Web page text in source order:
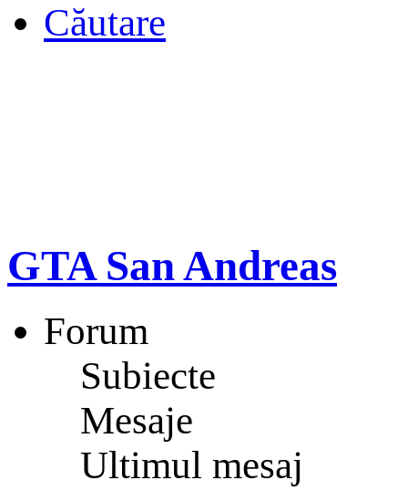
Căutare
GTA San Andreas
Forum
Subiecte
Mesaje
Ultimul mesaj